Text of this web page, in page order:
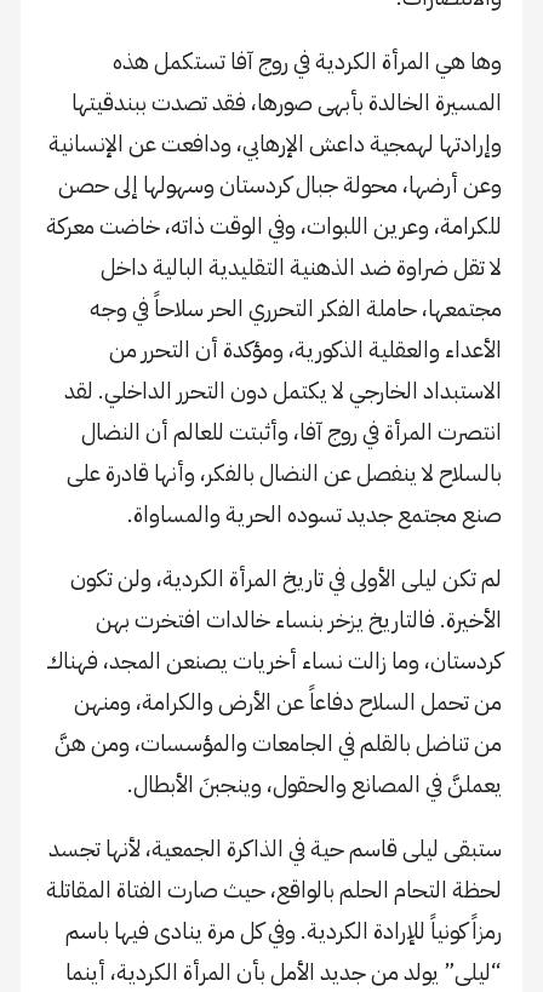
وها هي المرأة الكردية في روج آفا تستكمل هذه
المسيرة الخالدة بأبهى صورها، فقد تصدت ببندقيتها
وإرادتها لهمجية داعش الإرهابي، ودافعت عن الإنسانية
وعن أرضها، محولة جبال كردستان وسهولها إلى حصن
للكرامة، وعرين اللبوات، وفي الوقت ذاته، خاضت معركة
لا تقل ضراوة ضد الذهنية التقليدية البالية داخل
مجتمعها، حاملة الفكر التحرري الحر سلاحاً في وجه
الأعداء والعقلية الذكورية، ومؤكدة أن التحرر من
الاستبداد الخارجي لا يكتمل دون التحرر الداخلي. لقد
انتصرت المرأة في روج آفا، وأثبتت للعالم أن النضال
بالسلاح لا ينفصل عن النضال بالفكر، وأنها قادرة على
صنع مجتمع جديد تسوده الحرية والمساواة.
لم تكن ليلى الأولى في تاريخ المرأة الكردية، ولن تكون
الأخيرة. فالتاريخ يزخر بنساء خالدات افتخرت بهن
كردستان، وما زالت نساء أخريات يصنعن المجد، فهناك
من تحمل السلاح دفاعاً عن الأرض والكرامة، ومنهن
من تناضل بالقلم في الجامعات والمؤسسات، ومن هنَّ
يعملنَّ في المصانع والحقول، وينجبنَ الأبطال.
ستبقى ليلى قاسم حية في الذاكرة الجمعية، لأنها تجسد
لحظة التحام الحلم بالواقع، حيث صارت الفتاة المقاتلة
رمزاً كونياً للإرادة الكردية. وفي كل مرة ينادى فيها باسم
“ليلى” يولد من جديد الأمل بأن المرأة الكردية، أينما